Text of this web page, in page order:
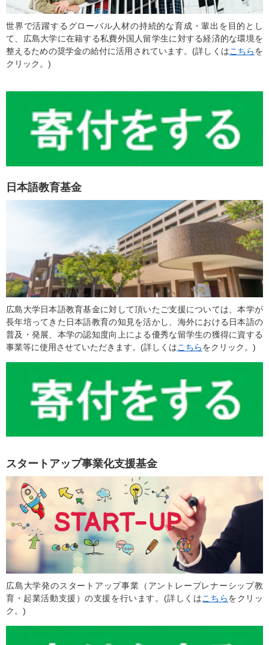
世界で活躍するグローバル人材の持続的な育成・輩出を目的とし
て、広島大学に在籍する私費外国人留学生に対する経済的な環境を
整えるための奨学金の給付に活用されています。(詳しくはこちらを
クリック。)
日本語教育基金
広島大学日本語教育基金に対して頂いたご支援については、本学が
長年培ってきた日本語教育の知見を活かし、海外における日本語の
普及・発展、本学の認知度向上による優秀な留学生の獲得に資する
事業等に使用させていただきます。(詳しくはこちらをクリック。)
スタートアップ事業化支援基金
広島大学発のスタートアップ事業（アントレープレナーシップ教
育・起業活動支援）の支援を行います。(詳しくはこちらをクリッ
ク。)